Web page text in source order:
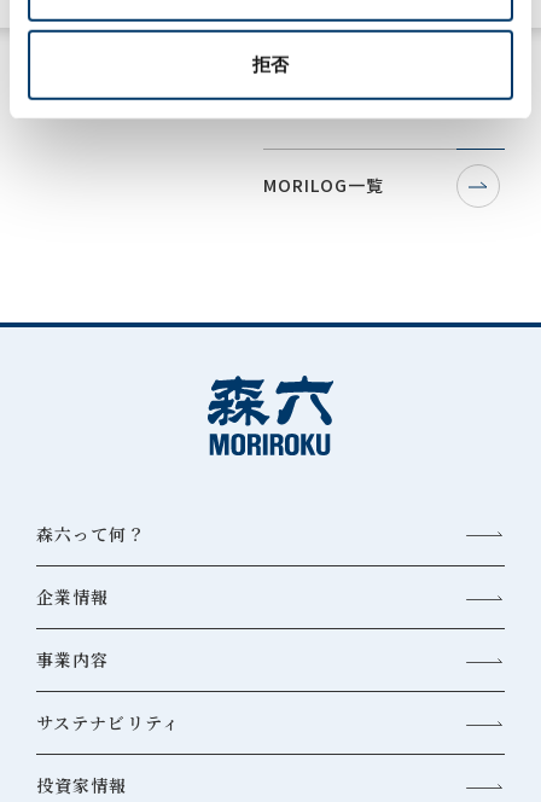
拒否
MORILOG一覧
森六って何？
企業情報
事業内容
サステナビリティ
投資家情報